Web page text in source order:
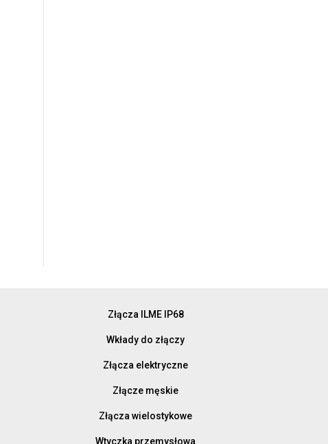
Złącza ILME IP68
Wkłady do złączy
Złącza elektryczne
Złącze męskie
Złącza wielostykowe
Wtyczka przemysłowa